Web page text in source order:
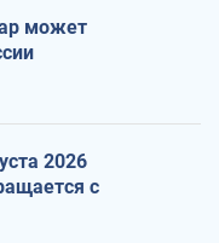
может
2026
с